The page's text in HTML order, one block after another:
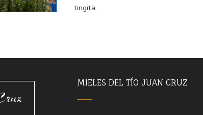
tingitä.
MIELES DEL TÍO JUAN CRUZ